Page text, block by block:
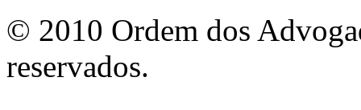
© 2010 Ordem dos
reservados.